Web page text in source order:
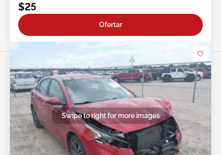
$25
Ofertar
Swipe to right for more images